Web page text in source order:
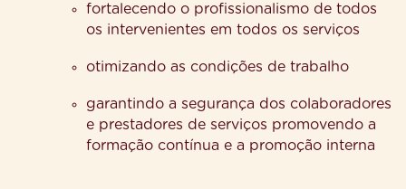
fortalecendo o profissionalismo de todos
os intervenientes em todos os serviços
otimizando as condições de trabalho
garantindo a segurança dos colaboradores
e prestadores de serviços promovendo a
formação contínua e a promoção interna